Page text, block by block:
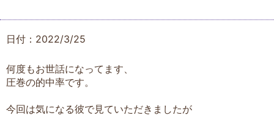
日付：2022/3/25
何度もお世話になってます、
圧巻の的中率です。
今回は気になる彼で見ていただきましたが